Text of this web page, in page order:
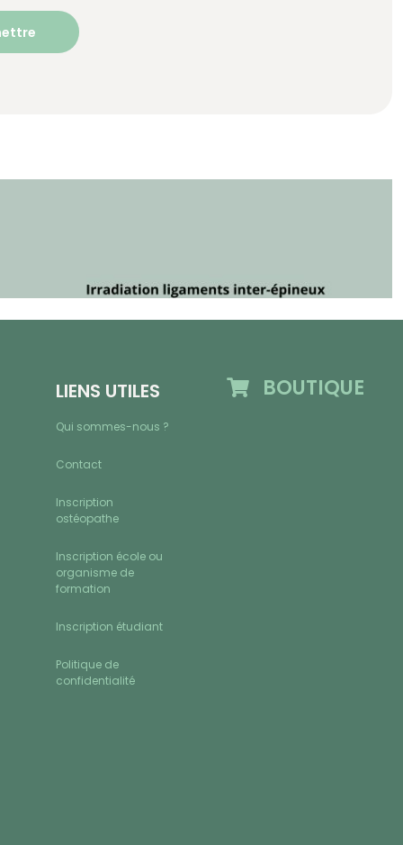
LIENS UTILES
Qui sommes-nous ?
Contact
Inscription
ostéopathe
Inscription école ou
organisme de
formation
Inscription étudiant
Politique de
confidentialité
BOUTIQUE